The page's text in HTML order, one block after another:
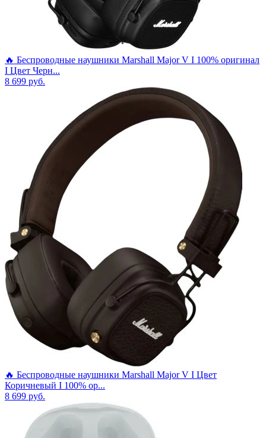
🔥 Беспроводные наушники Marshall Major V I 100% оригинал
I Цвет Черн...
8 699 руб.
🔥 Беспроводные наушники Marshall Major V I Цвет
Коричневый I 100% ор...
8 699 руб.